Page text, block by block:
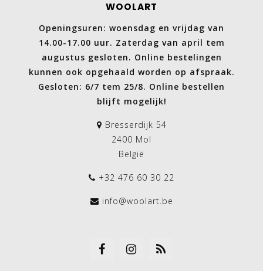
WOOLART
Openingsuren: woensdag en vrijdag van
14.00-17.00 uur. Zaterdag van april tem
augustus gesloten. Online bestelingen
kunnen ook opgehaald worden op afspraak.
Gesloten: 6/7 tem 25/8. Online bestellen
blijft mogelijk!
Bresserdijk 54
2400 Mol
België
+32 476 60 30 22
info@woolart.be